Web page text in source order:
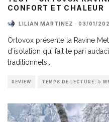
CONFORT ET CHALEUR
LILIAN MARTINEZ · 03/01/
Ortovox présente la Ravine
d’isolation qui fait le pari
traditionnels...
REVIEW TEMPS DE LECTURE: 5